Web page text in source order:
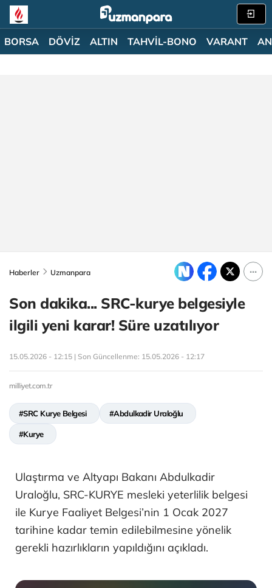
BORSA DÖVİZ ALTIN TAHVİL-BONO VARANT
Haberler Uzmanpara
Son dakika... SRC-kurye belgesiyle
ilgili yeni karar! Süre uzatılıyor
15.05.2026 - 12:15 | Son Güncellenme: 15.05.2026 - 12:17
milliyet.com.tr
#SRC Kurye Belgesi #Abdulkadir Uraloğlu
#Kurye
Ulaştırma ve Altyapı Bakanı Abdulkadir
Uraloğlu, SRC-KURYE mesleki yeterlilik belgesi
ile Kurye Faaliyet Belgesi’nin 1 Ocak 2027
tarihine kadar temin edilebilmesine yönelik
gerekli hazırlıkların yapıldığını açıkladı.